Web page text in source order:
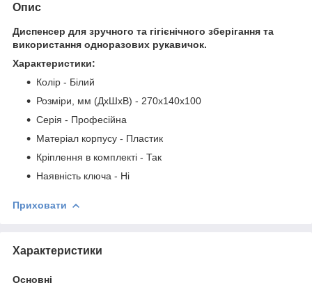
Опис
Диспенсер для зручного та гігієнічного зберігання та
використання одноразових рукавичок.
Характеристики:
Колір - Білий
Розміри, мм (ДхШхВ) - 270х140х100
Серія - Професійна
Матеріал корпусу - Пластик
Кріплення в комплекті - Так
Наявність ключа - Ні
Приховати
Характеристики
Основні